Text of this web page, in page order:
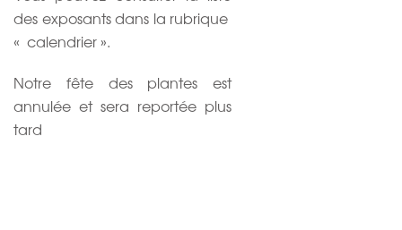
des exposants dans la rubrique
« calendrier ».
Notre fête des plantes est
annulée et sera reportée plus
tard